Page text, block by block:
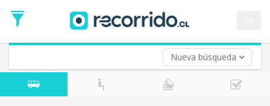
Nueva búsqueda
de
Ida
Vuelta (opcional)
Fecha
de